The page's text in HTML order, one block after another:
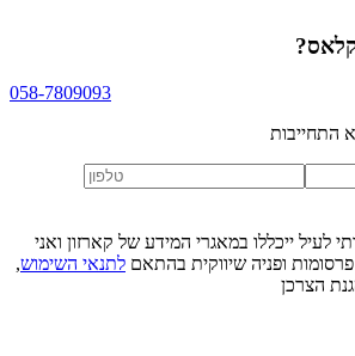
?
058-7809093
התחייבות
לעיל ייכללו במאגרי המידע של קארזון ואני
ופניה שיווקית בהתאם לתנאי השימוש,
הצרכן